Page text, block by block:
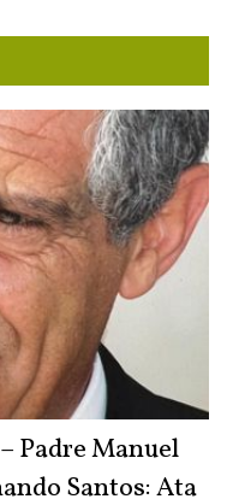
Padre Manuel
Santos: Ata